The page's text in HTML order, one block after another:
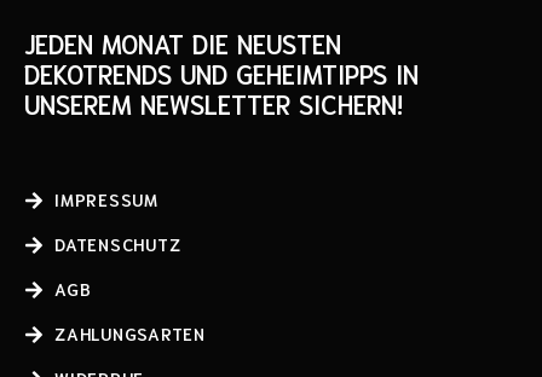
JEDEN MONAT DIE NEUSTEN
DEKOTRENDS UND GEHEIMTIPPS IN
UNSEREM NEWSLETTER SICHERN!
IMPRESSUM
DATENSCHUTZ
AGB
ZAHLUNGSARTEN